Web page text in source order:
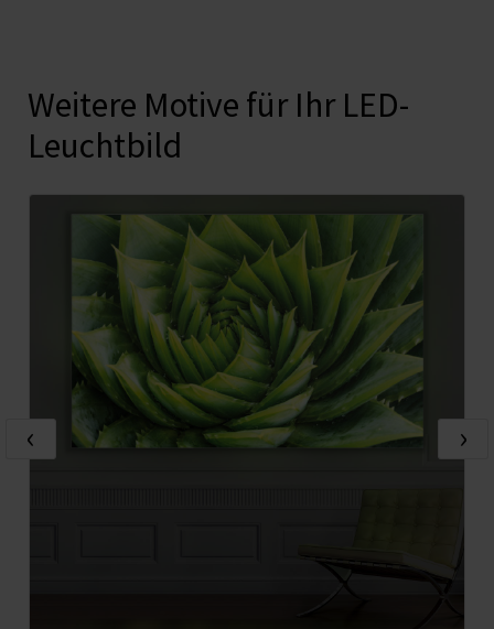
Weitere Motive für Ihr LED-
Leuchtbild
‹ ›